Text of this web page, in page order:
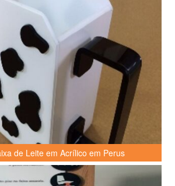
de Leite em Acrílico em Perus